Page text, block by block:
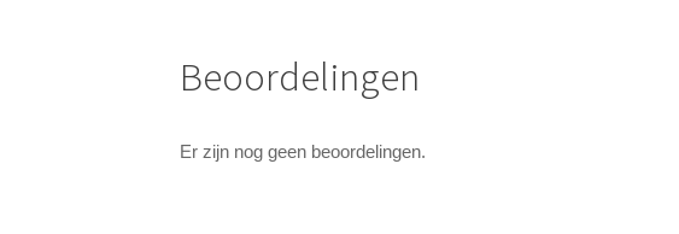
Beoordelingen
Er zijn nog geen beoordelingen.